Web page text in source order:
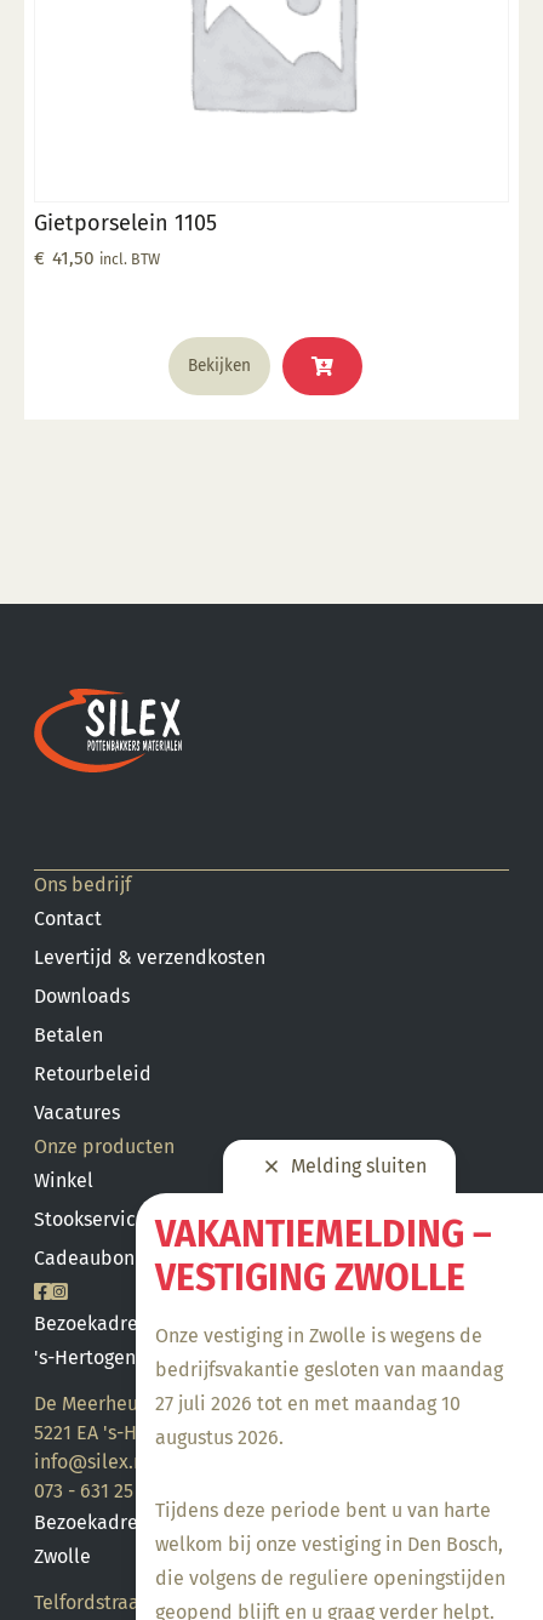
Melding sluiten
VAKANTIEMELDING –
VESTIGING ZWOLLE
Onze vestiging in Zwolle is wegens de
bedrijfsvakantie gesloten van maandag
27 juli 2026 tot en met maandag 10
augustus 2026.
Tijdens deze periode bent u van harte
welkom bij onze vestiging in Den Bosch,
die volgens de reguliere openingstijden
geopend blijft en u graag verder helpt.
Gietporselein 1105
€ 41,50 incl. BTW
Bekijken
Ons bedrijf
Contact
Levertijd & verzendkosten
Downloads
Betalen
Retourbeleid
Vacatures
Onze producten
Winkel
Stookservice
Cadeaubon saldo
Bezoekadres
's-Hertogenbosch
De Meerheuvel 21
5221 EA 's-Hertogenbosch
info@silex.nl
073 - 631 25 28
Bezoekadres
Zwolle
Telfordstraat 14